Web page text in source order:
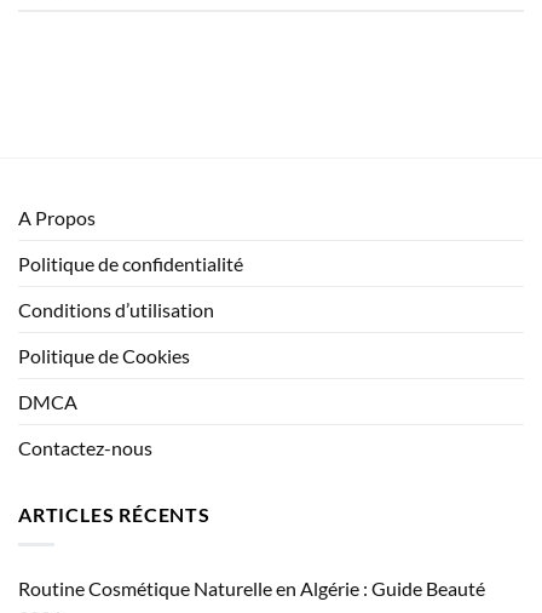
A Propos
Politique de confidentialité
Conditions d’utilisation
Politique de Cookies
DMCA
Contactez-nous
ARTICLES RÉCENTS
Routine Cosmétique Naturelle en Algérie : Guide Beauté